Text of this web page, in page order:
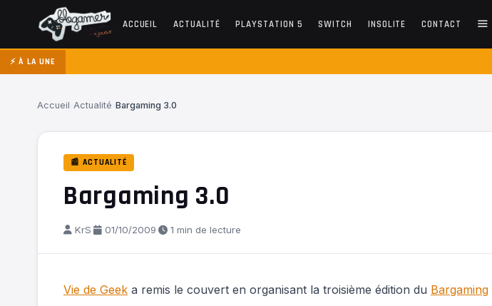
ACCUEIL ACTUALITÉ PLAYSTATION 5 SWITCH INSOLITE CONTACT
⚡ À LA UNE
Accueil Actualité Bargaming 3.0
📰 ACTUALITÉ
Bargaming 3.0
KrS· 01/10/2009· 1 min de lecture
Vie de Geek a remis le couvert en organisant la troisième édition du Bargaming